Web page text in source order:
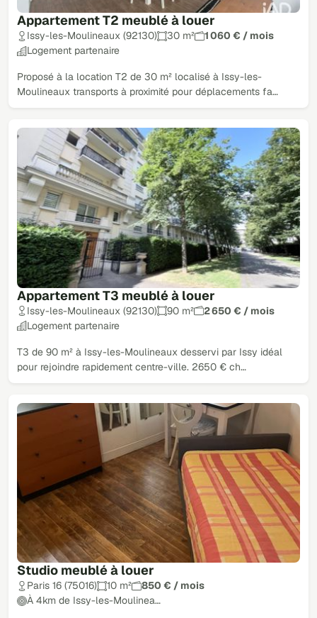
Appartement T2 meublé à louer
Issy-les-Moulineaux (92130) 30 m²
1 060 € / mois
Logement partenaire
Proposé à la location T2 de 30 m² localisé à Issy-les-
Moulineaux transports à proximité pour déplacements fa…
Appartement T3 meublé à louer
Issy-les-Moulineaux (92130) 90 m²
2 650 € / mois
Logement partenaire
T3 de 90 m² à Issy-les-Moulineaux desservi par Issy idéal
pour rejoindre rapidement centre-ville. 2650 € ch…
Studio meublé à louer
Paris 16 (75016) 10 m²
850 € / mois
À 4km de Issy-les-Moulinea…